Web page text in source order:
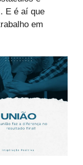
E é aí que
em